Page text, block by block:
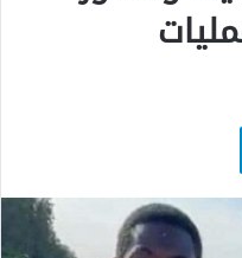
تيلقرام